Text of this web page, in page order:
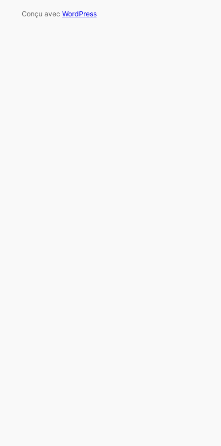
Conçu avec WordPress